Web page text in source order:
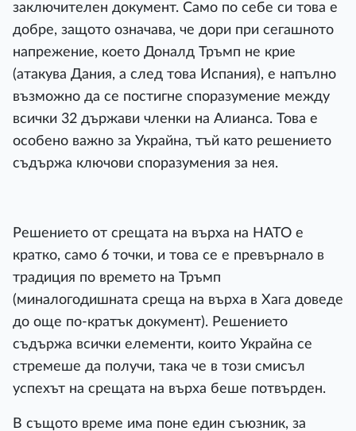
заключителен документ. Само по себе си това е
добре, защото означава, че дори при сегашното
напрежение, което Доналд Тръмп не крие
(атакува Дания, а след това Испания), е напълно
възможно да се постигне споразумение между
всички 32 държави членки на Алианса. Това е
особено важно за Украйна, тъй като решението
съдържа ключови споразумения за нея.
Решението от срещата на върха на НАТО е
кратко, само 6 точки, и това се е превърнало в
традиция по времето на Тръмп
(миналогодишната среща на върха в Хага доведе
до още по-кратък документ). Решението
съдържа всички елементи, които Украйна се
стремеше да получи, така че в този смисъл
успехът на срещата на върха беше потвърден.
В същото време има поне един съюзник, за